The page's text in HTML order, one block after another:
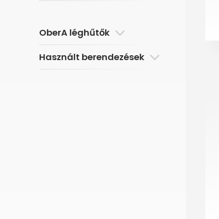
OberA léghűtők
Használt berendezések